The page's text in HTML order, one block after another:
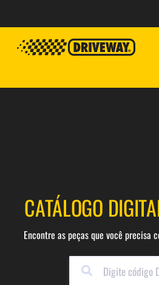
CATÁLOGO
Encontre as peças que você precisa